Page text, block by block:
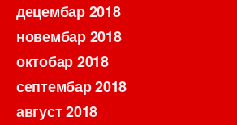
децембар 2018
новембар 2018
октобар 2018
септембар 2018
август 2018